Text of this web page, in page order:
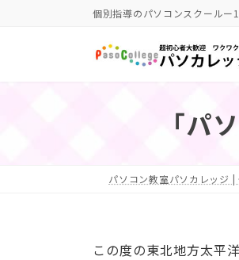
個別指導のパソコンスクールー
「パ
パソコン教室パソカレッジ
この度の東北地方太平